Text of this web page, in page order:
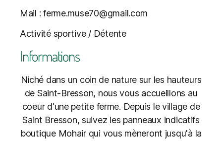
Mail : ferme.muse70@gmail.com
Activité sportive / Détente
Informations
Niché dans un coin de nature sur les hauteurs
de Saint-Bresson, nous vous accueillons au
coeur d'une petite ferme. Depuis le village de
Saint Bresson, suivez les panneaux indicatifs
boutique Mohair qui vous mèneront jusqu'à la